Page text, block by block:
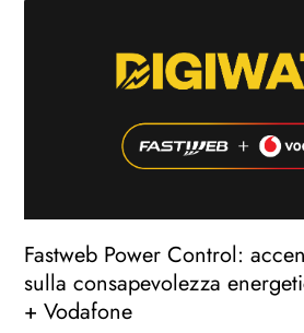
Fastweb Power Control:
sulla consapevolezza
+ Vodafone